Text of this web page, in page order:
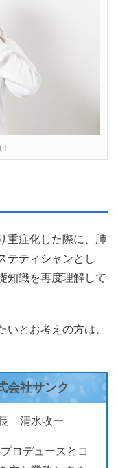
重症化した際に、肺
テティシャンとし
知識を再度理解して
いとお考えの方は、
会社サンク
水收一
ロデュースとコ